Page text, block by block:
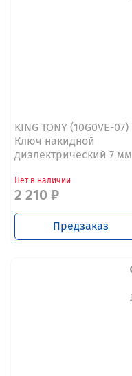
KING TONY (10G0VE-07)
Ключ накидной
диэлектрический 7 мм
Нет в наличии
2 210 ₽
Предзаказ